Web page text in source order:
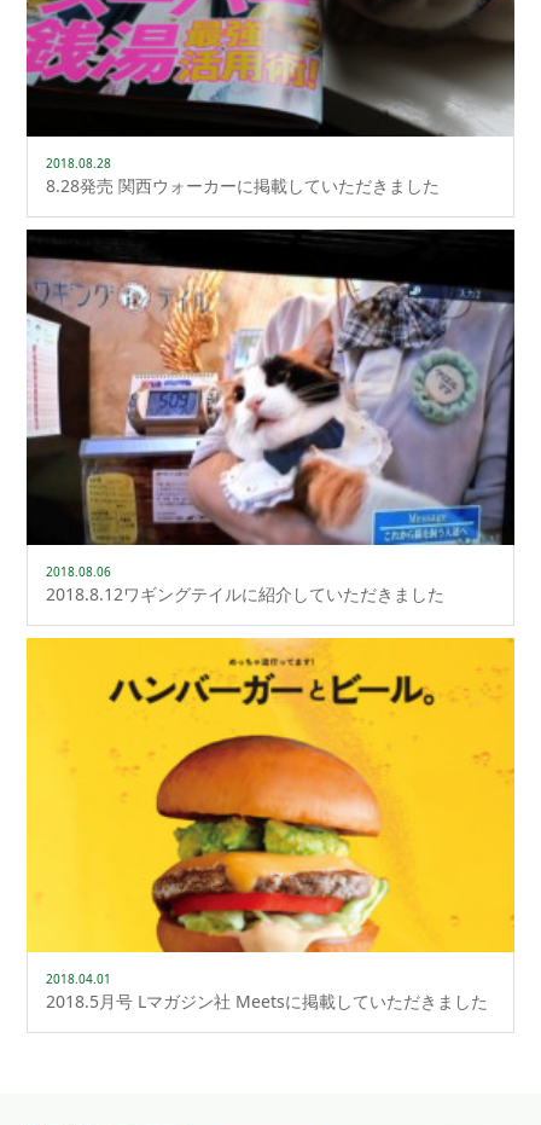
2018.08.28
8.28発売 関西ウォーカーに掲載していただきました
2018.08.06
2018.8.12ワギングテイルに紹介していただきました
2018.04.01
2018.5月号 Lマガジン社 Meetsに掲載していただきました